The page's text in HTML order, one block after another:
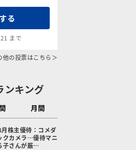
る
まで
他の投票はこちら＞
ンキング
月間
株主優待：コメダ
クカメラ…優待マニ
子さんが厳…